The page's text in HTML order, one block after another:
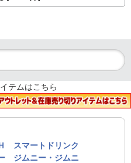
テムはこちら
スマートドリンク
ジムニー・ジムニ